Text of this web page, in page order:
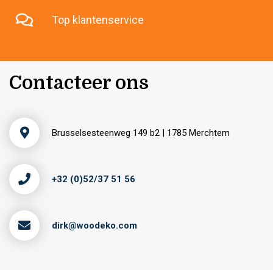
Top klantenservice
Contacteer ons
Brusselsesteenweg 149 b2 | 1785 Merchtem
+32 (0)52/37 51 56
dirk@woodeko.com